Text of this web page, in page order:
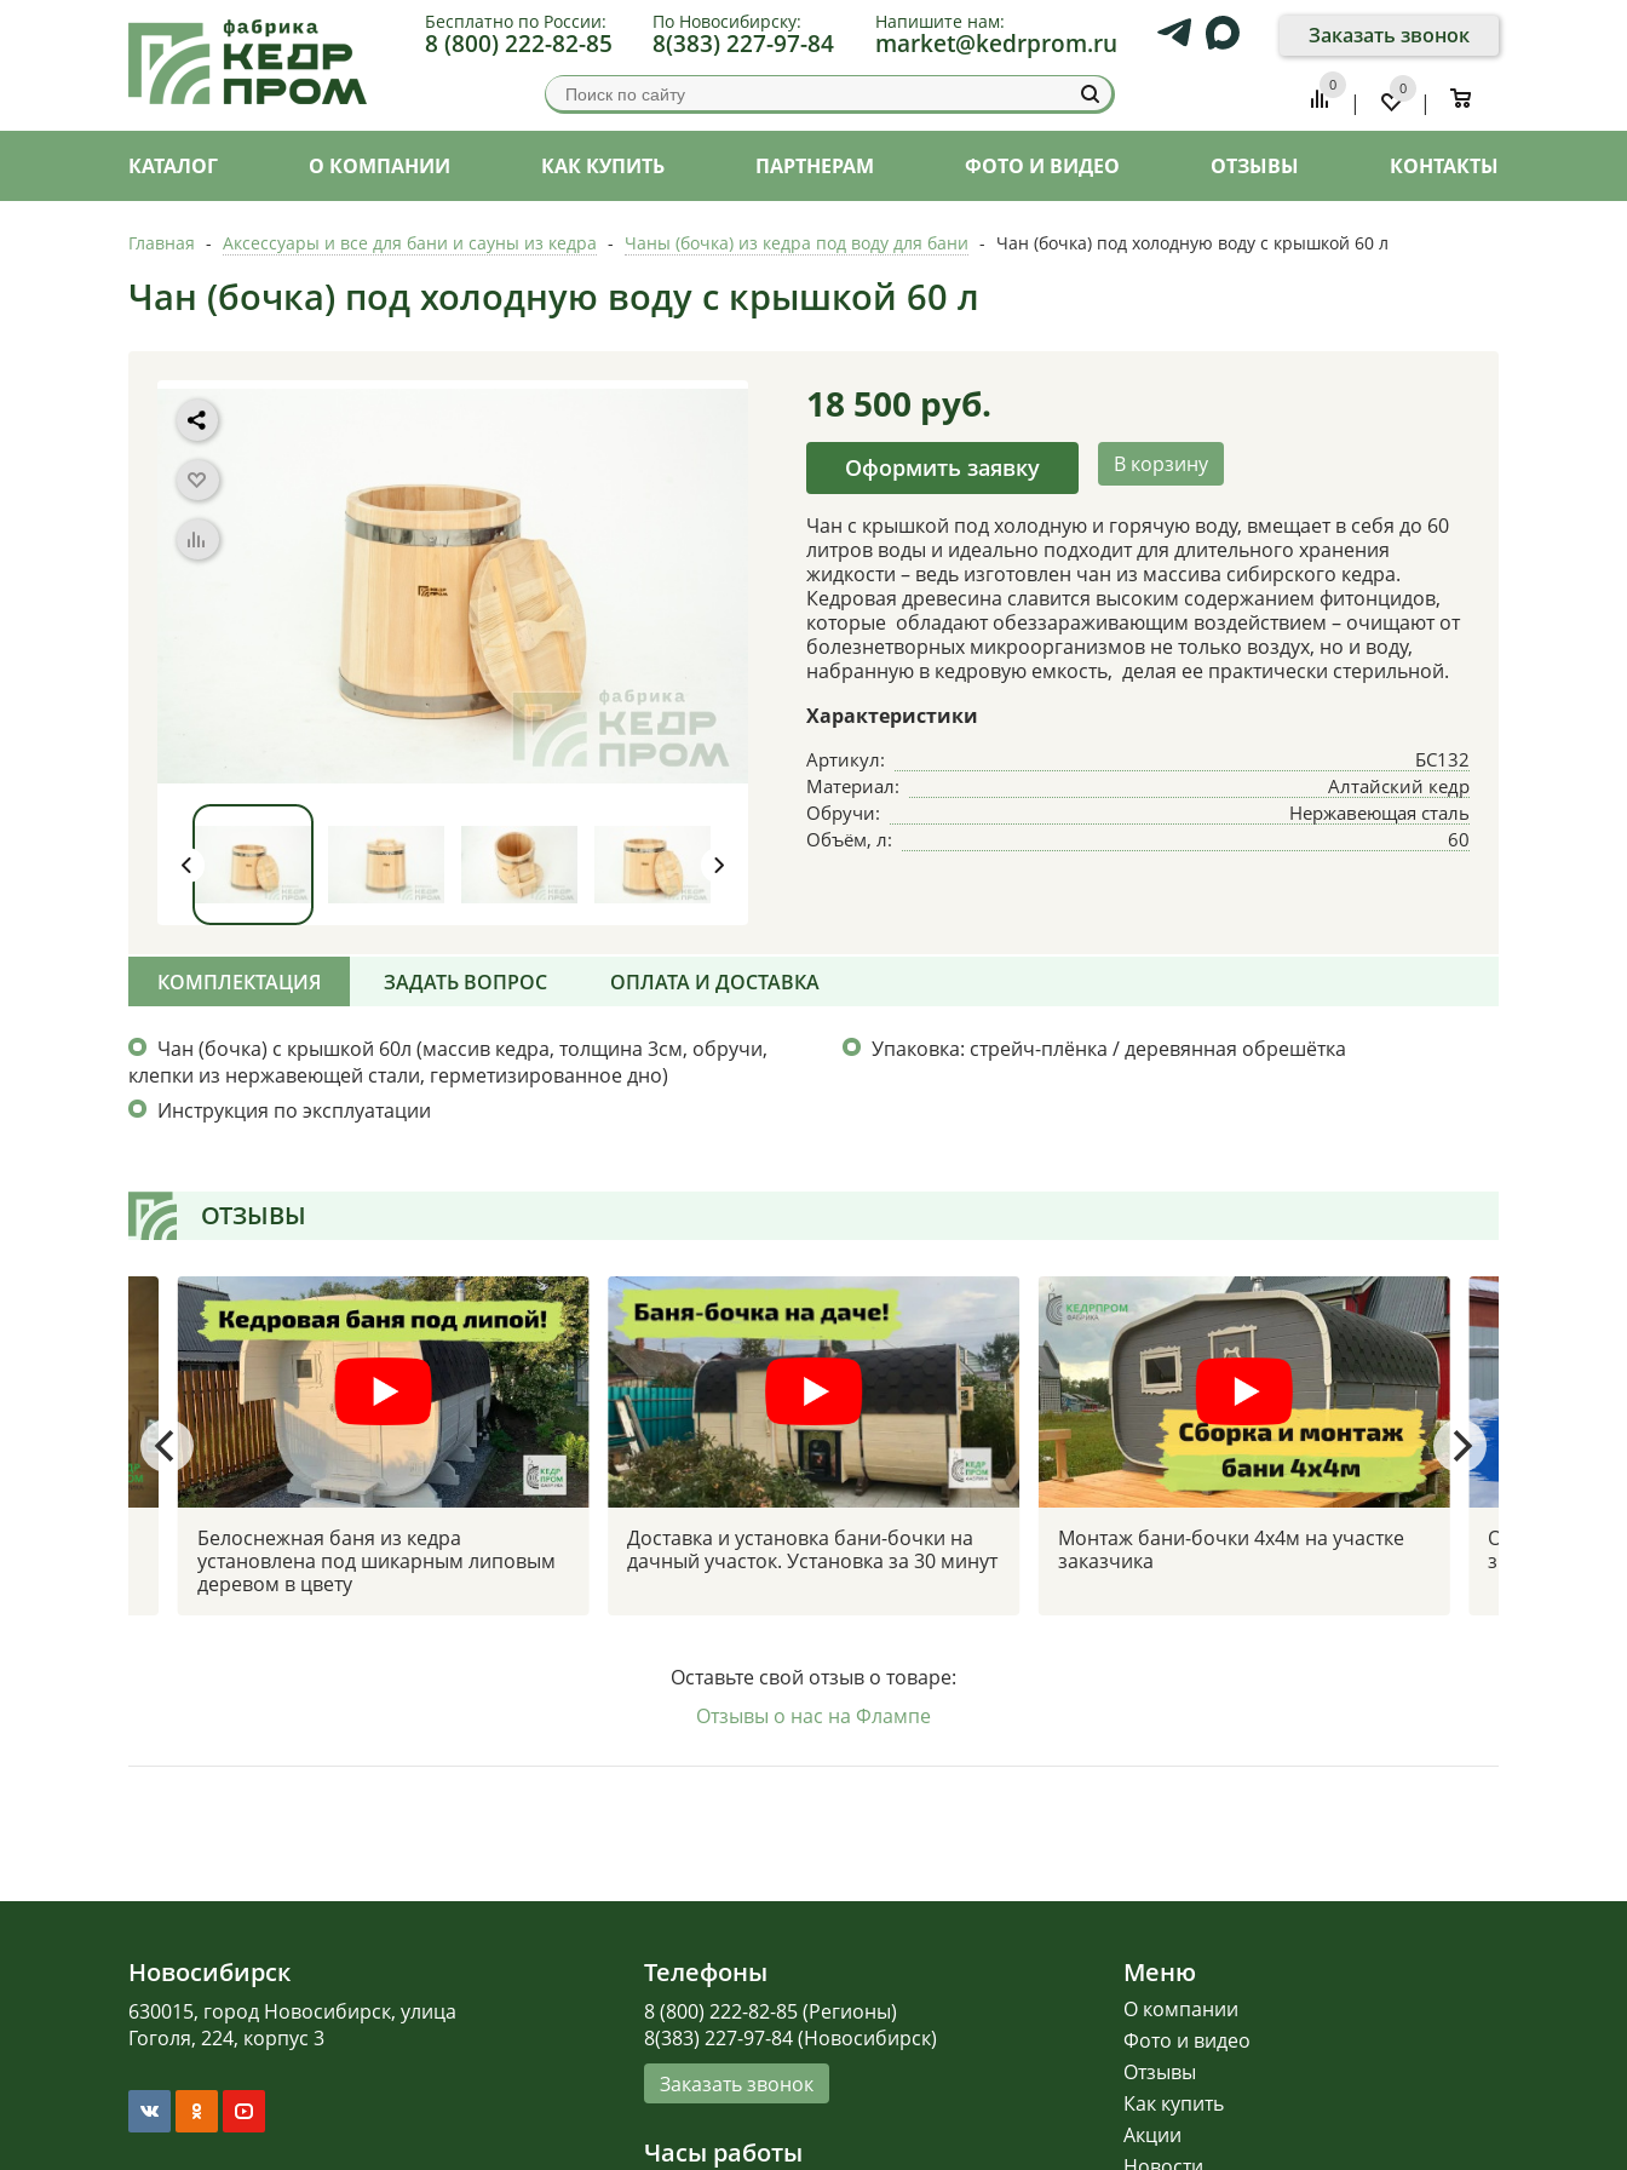
Бесплатно по России:
8 (800) 222-82-85
По Новосибирску:
8(383) 227-97-84
Напишите нам:
market@kedrprom.ru Заказать звонок
0
|
0
|
КАТАЛОГ О КОМПАНИИ КАК КУПИТЬ ПАРТНЕРАМ ФОТО И ВИДЕО ОТЗЫВЫ КОНТАКТЫ
Главная - Аксессуары и все для бани и сауны из кедра - Чаны (бочка) из кедра под воду для бани - Чан (бочка) под холодную воду с крышкой 60 л
Чан (бочка) под холодную воду с крышкой 60 л
18 500 руб.
Оформить заявку В корзину
Чан с крышкой под холодную и горячую воду, вмещает в себя до 60
литров воды и идеально подходит для длительного хранения
жидкости – ведь изготовлен чан из массива сибирского кедра.
Кедровая древесина славится высоким содержанием фитонцидов,
которые обладают обеззараживающим воздействием – очищают от
болезнетворных микроорганизмов не только воздух, но и воду,
набранную в кедровую емкость, делая ее практически стерильной.
Характеристики
Артикул:
БС132
Материал:
Алтайский кедр
Обручи:
Нержавеющая сталь
Объём, л:
60
КОМПЛЕКТАЦИЯ ЗАДАТЬ ВОПРОС ОПЛАТА И ДОСТАВКА
Чан (бочка) с крышкой 60л (массив кедра, толщина 3см, обручи,
клепки из нержавеющей стали, герметизированное дно)
Упаковка: стрейч-плёнка / деревянная обрешётка
Инструкция по эксплуатации
ОТЗЫВЫ
Доставка и установка бани-бочки на
дачный участок. Установка за 30 минут
Монтаж бани-бочки 4х4м на участке
заказчика
Отзыв
зимой в -30с
Белоснежная баня из кедра
установлена под шикарным липовым
деревом в цвету
Оставьте свой отзыв о товаре:
Отзывы о нас на Флампе
Новосибирск
630015, город Новосибирск, улица
Гоголя, 224, корпус 3
Телефоны
8 (800) 222-82-85 (Регионы)
8(383) 227-97-84 (Новосибирск)
Заказать звонок
Часы работы
Меню
О компании
Фото и видео
Отзывы
Как купить
Акции